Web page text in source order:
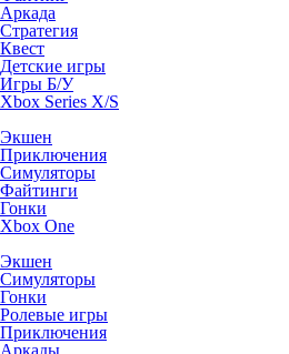
Аркада
Стратегия
Квест
Детские игры
Игры Б/У
Xbox Series X/S
Экшен
Приключения
Симуляторы
Файтинги
Гонки
Xbox One
Экшен
Симуляторы
Гонки
Ролевые игры
Приключения
Аркады